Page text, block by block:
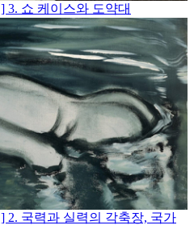
3. 쇼 케이스와 도약대
2. 국력과 실력의 각축장, 국가